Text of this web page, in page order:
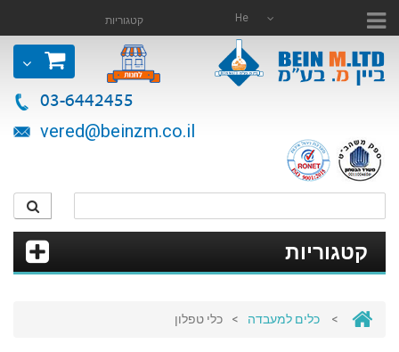
He קטגוריות
03-6442455
vered@beinzm.co.il
קטגוריות
> כלים למעבדה > כלי טפלון